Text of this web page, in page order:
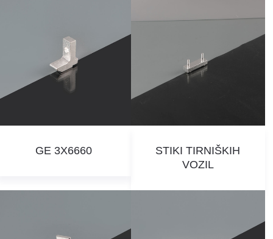
GE 3X6660
STIKI TIRNIŠKIH
VOZIL